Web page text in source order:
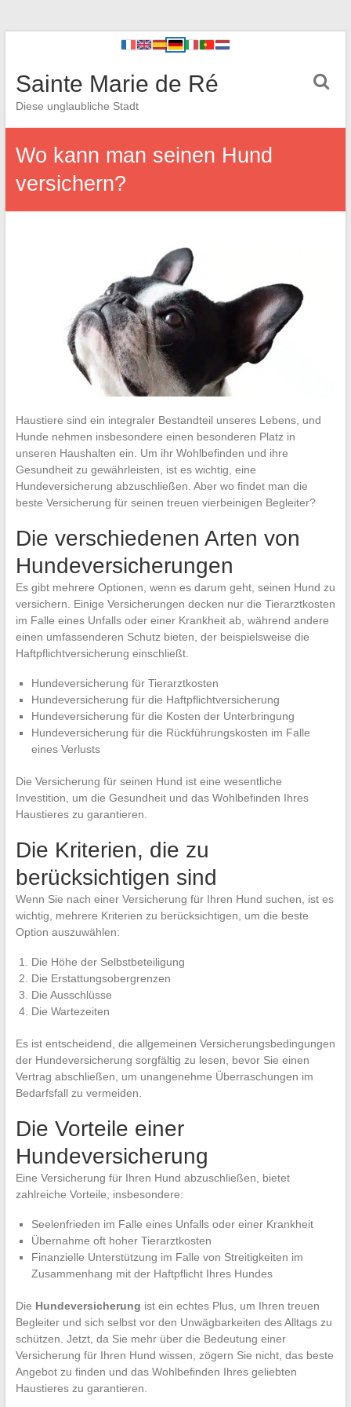
Sainte Marie de Ré
Diese unglaubliche Stadt
Wo kann man seinen Hund
versichern?
Haustiere sind ein integraler Bestandteil unseres Lebens, und
Hunde nehmen insbesondere einen besonderen Platz in
unseren Haushalten ein. Um ihr Wohlbefinden und ihre
Gesundheit zu gewährleisten, ist es wichtig, eine
Hundeversicherung abzuschließen. Aber wo findet man die
beste Versicherung für seinen treuen vierbeinigen Begleiter?
Die verschiedenen Arten von
Hundeversicherungen
Es gibt mehrere Optionen, wenn es darum geht, seinen Hund zu
versichern. Einige Versicherungen decken nur die Tierarztkosten
im Falle eines Unfalls oder einer Krankheit ab, während andere
einen umfassenderen Schutz bieten, der beispielsweise die
Haftpflichtversicherung einschließt.
Hundeversicherung für Tierarztkosten
Hundeversicherung für die Haftpflichtversicherung
Hundeversicherung für die Kosten der Unterbringung
Hundeversicherung für die Rückführungskosten im Falle
eines Verlusts
Die Versicherung für seinen Hund ist eine wesentliche
Investition, um die Gesundheit und das Wohlbefinden Ihres
Haustieres zu garantieren.
Die Kriterien, die zu
berücksichtigen sind
Wenn Sie nach einer Versicherung für Ihren Hund suchen, ist es
wichtig, mehrere Kriterien zu berücksichtigen, um die beste
Option auszuwählen:
Die Höhe der Selbstbeteiligung
Die Erstattungsobergrenzen
Die Ausschlüsse
Die Wartezeiten
Es ist entscheidend, die allgemeinen Versicherungsbedingungen
der Hundeversicherung sorgfältig zu lesen, bevor Sie einen
Vertrag abschließen, um unangenehme Überraschungen im
Bedarfsfall zu vermeiden.
Die Vorteile einer
Hundeversicherung
Eine Versicherung für Ihren Hund abzuschließen, bietet
zahlreiche Vorteile, insbesondere:
Seelenfrieden im Falle eines Unfalls oder einer Krankheit
Übernahme oft hoher Tierarztkosten
Finanzielle Unterstützung im Falle von Streitigkeiten im
Zusammenhang mit der Haftpflicht Ihres Hundes
Die Hundeversicherung ist ein echtes Plus, um Ihren treuen
Begleiter und sich selbst vor den Unwägbarkeiten des Alltags zu
schützen. Jetzt, da Sie mehr über die Bedeutung einer
Versicherung für Ihren Hund wissen, zögern Sie nicht, das beste
Angebot zu finden und das Wohlbefinden Ihres geliebten
Haustieres zu garantieren.